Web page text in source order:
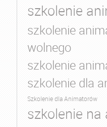
szkolenie
szkolenie
wolnego
szkolenie
szkolenie dla
Szkolenie dla Animatorów
szkolenie